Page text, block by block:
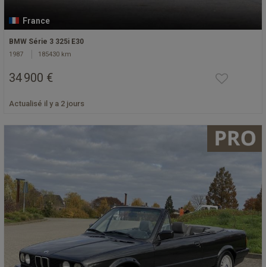
France
BMW Série 3 325i E30
1987 185430 km
34 900 €
Actualisé il y a 2 jours